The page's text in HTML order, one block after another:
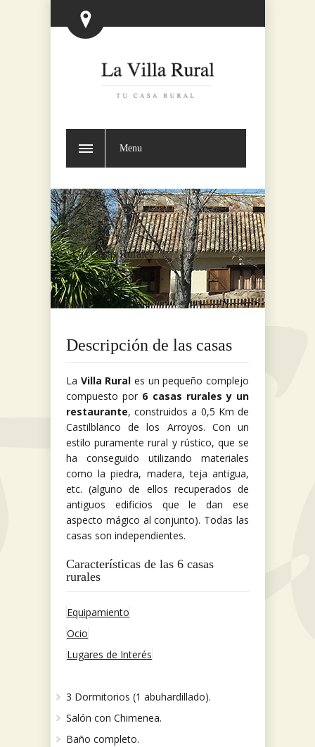
Menu
Las Casas Rurales
Descripción de las casas
La Villa Rural es un pequeño complejo
compuesto por 6 casas rurales y un
restaurante, construidos a 0,5 Km de
Castilblanco de los Arroyos. Con un
estilo puramente rural y rústico, que se
ha conseguido utilizando materiales
como la piedra, madera, teja antigua,
etc. (alguno de ellos recuperados de
antiguos edificios que le dan ese
aspecto mágico al conjunto). Todas las
casas son independientes.
Características de las 6 casas
rurales
Equipamiento
Ocio
Lugares de Interés
3 Dormitorios (1 abuhardillado).
Salón con Chimenea.
Baño completo.